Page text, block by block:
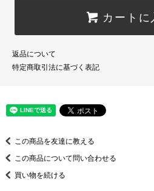
カートに
返品について
特定商取引法に基づく表記
この商品を友達に教える
この商品について問い合わせる
買い物を続ける